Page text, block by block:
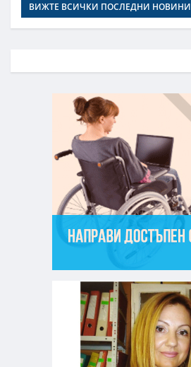
ВИЖТЕ ВСИЧКИ ПОСЛЕДНИ НОВИНИ